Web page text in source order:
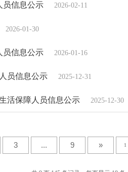
员信息公示 2026-02-11
2026-01-30
员信息公示 2026-01-16
员信息公示 2025-12-31
活保障人员信息公示 2025-12-30
3 ... 9 »